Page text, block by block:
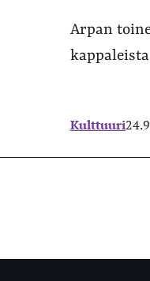
Arpan
Kulttuuri